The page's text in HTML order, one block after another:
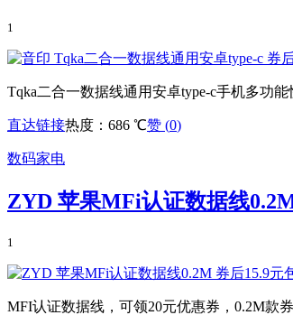
1
Tqka二合一数据线通用安卓type-c手机多功
直达链接热度：686 ℃赞 (0)
数码家电
ZYD 苹果MFi认证数据线
1
MFI认证数据线，可领20元优惠券，0.2M款